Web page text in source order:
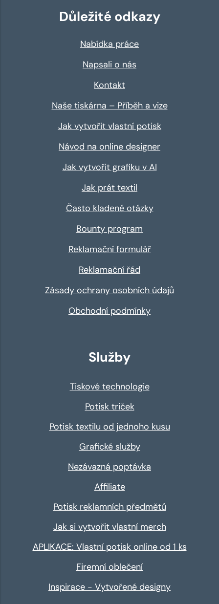
Důležité odkazy
Nabídka práce
Napsali o nás
Kontakt
Naše tiskárna – Příběh a vize
Jak vytvořit vlastní potisk
Návod na online designer
Jak vytvořit grafiku v AI
Jak prát textil
Často kladené otázky
Bounty program
Reklamační formulář
Reklamační řád
Zásady ochrany osobních údajů
Obchodní podmínky
Služby
Tiskové technologie
Potisk triček
Potisk textilu od jednoho kusu
Grafické služby
Nezávazná poptávka
Affiliate
Potisk reklamních předmětů
Jak si vytvořit vlastní merch
APLIKACE: Vlastní potisk online od 1 ks
Firemní oblečení
Inspirace - Vytvořené designy